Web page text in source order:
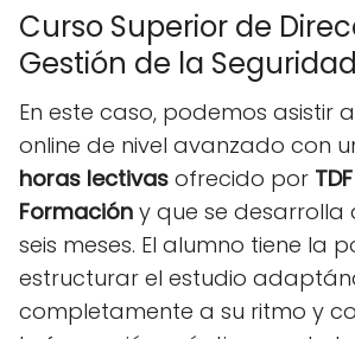
Curso Superior de
Gestión de la Seguridad
En este caso, podemos asistir
online de nivel avanzado con
horas lectivas ofrecido por
Formación y que se desarrolla
seis meses. El alumno tiene la
estructurar el estudio
completamente a su ritmo y